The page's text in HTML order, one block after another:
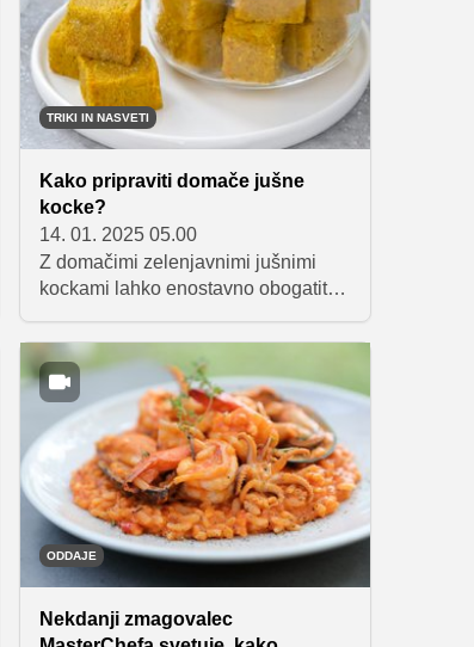
TRIKI IN NASVETI
Kako pripraviti domače jušne
kocke?
14. 01. 2025 05.00
Z domačimi zelenjavnimi jušnimi
kockami lahko enostavno obogatite
Pripravljene iz sveže zelenjave in
brez dodanih konzervansov so
odlična alternativa kupljenim
različicam ter priročen način za
izboljšanje okusa vaših jedi.
ODDAJE
Nekdanji zmagovalec